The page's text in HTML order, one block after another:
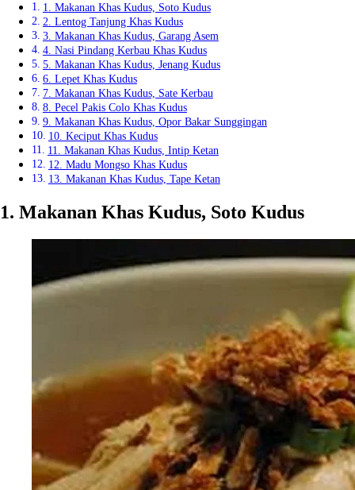
1. Makanan Khas Kudus, Soto Kudus
2. Lentog Tanjung Khas Kudus
3. Makanan Khas Kudus, Garang Asem
4. Nasi Pindang Kerbau Khas Kudus
5. Makanan Khas Kudus, Jenang Kudus
6. Lepet Khas Kudus
7. Makanan Khas Kudus, Sate Kerbau
8. Pecel Pakis Colo Khas Kudus
9. Makanan Khas Kudus, Opor Bakar Sunggingan
10. Keciput Khas Kudus
11. Makanan Khas Kudus, Intip Ketan
12. Madu Mongso Khas Kudus
13. Makanan Khas Kudus, Tape Ketan
1. Makanan Khas Kudus, Soto Kudus